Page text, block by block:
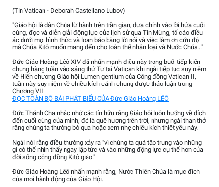
(Tin Vatican - Deborah Castellano Lubov)
"Giáo hội là dân Chúa lữ hành trên trần gian, dựa chính vào lời hứa cuối
cùng, đọc và diễn giải động lực của lịch sử qua Tin Mừng, tố cáo điều
ác dưới mọi hình thức và loan báo bằng lời nói và việc làm ơn cứu độ
mà Chúa Kitô muốn mang đến cho toàn thể nhân loại và Nước Chúa..."
Đức Giáo Hoàng Lêô XIV đã nhấn mạnh điều này trong buổi tiếp kiến
chung hàng tuần vào sáng thứ Tư tại Vatican khi ngài tiếp tục suy niệm
về Hiến chương Giáo hội Lumen gentium của Công đồng Vatican II,
tuần này suy niệm về chiều kích cánh chung được thảo luận trong
Chương VII.
ĐỌC TOÀN BỘ BÀI PHÁT BIỂU CỦA Đức Giáo Hoàng LÊÔ
Đức Thánh Cha nhắc nhở các tín hữu rằng Giáo hội luôn hướng về đích
đến cuối cùng của mình, đó là quê hương trên trời, nhưng ngài than thở
rằng chúng ta thường bỏ qua hoặc xem nhẹ chiều kích thiết yếu này.
Ngài nói rằng điều thường xảy ra "vì chúng ta quá tập trung vào những
gì có thể nhìn thấy ngay lập tức và vào những động lực cụ thể hơn của
đời sống cộng đồng Kitô giáo."
Đức Giáo Hoàng Lêô nhấn mạnh rằng, Nước Thiên Chúa là mục đích
của mọi hành động của Giáo Hội.